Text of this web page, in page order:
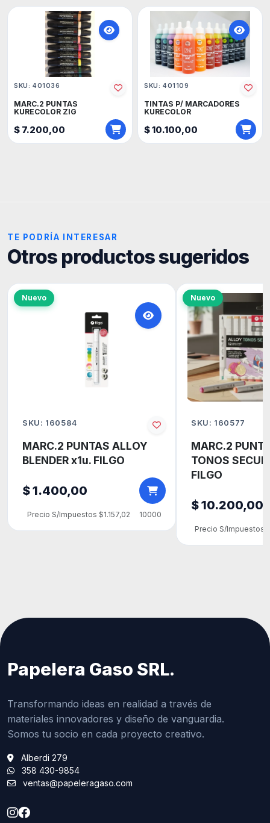
SKU: 401036
MARC.2 PUNTAS
KURECOLOR ZIG
$ 7.200,00
SKU: 401109
TINTAS P/ MARCADORES
KURECOLOR
$ 10.100,00
TE PODRÍA INTERESAR
Otros productos sugeridos
Nuevo
SKU: 160584
MARC.2 PUNTAS ALLOY
BLENDER x1u. FILGO
$ 1.400,00
Precio S/Impuestos $1.157,02 10000
Nuevo
SKU: 160577
MARC.2
TONOS
FILGO
$ 10.200,00
Precio S/Impuestos
Papelera Gaso SRL.
Transformando ideas en realidad a través de
materiales innovadores y diseño de vanguardia.
Somos tu socio en cada proyecto creativo.
Alberdi 279
358 430-9854
ventas@papeleragaso.com